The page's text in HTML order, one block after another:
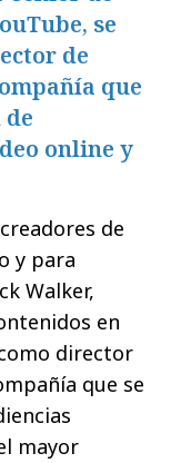
se
de
que
de
online y
de
y para
Walker,
en
director
que se
mayor